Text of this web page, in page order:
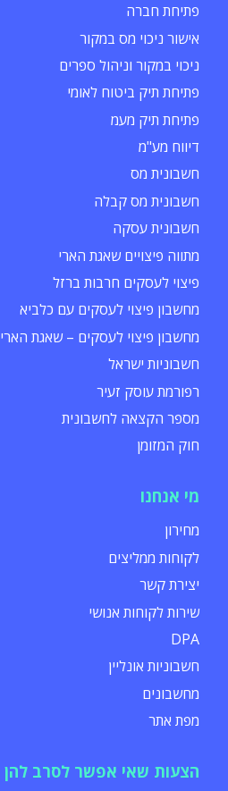
פתיחת חברה
אישור ניכוי מס במקור
ניכוי במקור וניהול ספרים
פתיחת תיק ביטוח לאומי
פתיחת תיק מעמ
דיווח מע"מ
חשבונית מס
חשבונית מס קבלה
חשבונית עסקה
מתווה פיצויים שאגת הארי
פיצוי לעסקים חרבות ברזל
מחשבון פיצוי לעסקים עם כלביא
מחשבון פיצוי לעסקים – שאגת הארי
חשבוניות ישראל
רפורמת עוסק זעיר
מספר הקצאה לחשבונית
חוק המזומן
מי אנחנו
מחירון
לקוחות ממליצים
יצירת קשר
שירות לקוחות אנושי
DPA
חשבוניות אונליין
מחשבונים
מפת אתר
הצעות שאי אפשר לסרב להן